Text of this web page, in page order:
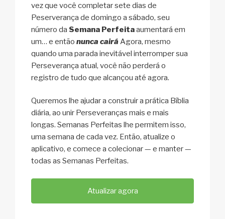
vez que você completar sete dias de
Peserverança de domingo a sábado, seu
número da Semana Perfeitaaumentará em
um… e então nunca cairá Agora, mesmo
quando uma parada inevitável interromper sua
Perseverança atual, você não perderá o
registro de tudo que alcançou até agora.
Queremos lhe ajudar a construir a prática Bíblia
diária, ao unir Perseveranças mais e mais
longas. Semanas Perfeitas lhe permitem isso,
uma semana de cada vez. Então, atualize o
aplicativo, e comece a colecionar — e manter —
todas as Semanas Perfeitas.
Atualizar agora